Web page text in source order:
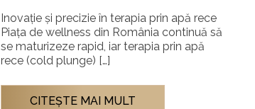
Inovație și precizie în terapia prin apă rece
Piața de wellness din România continuă să
se maturizeze rapid, iar terapia prin apă
rece (cold plunge) […]
CITEŞTE MAI MULT